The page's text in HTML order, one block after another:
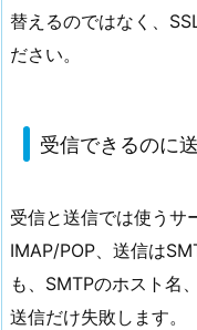
替えるのではなく、
ださい。
受信できるのに
受信と送信では使うサ
IMAP/POP、送信は
も、SMTPのホスト名
送信だけ失敗します。